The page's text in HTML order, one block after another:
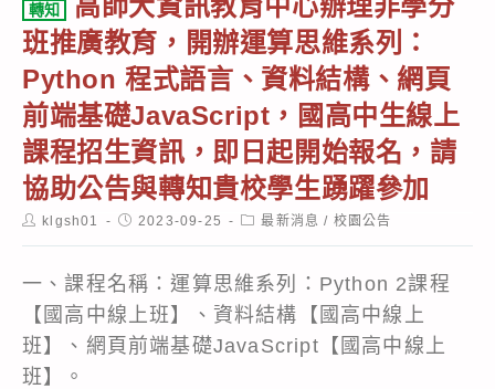
轉知
高師大資訊教育中心辦理非學分
班推廣教育，開辦運算思維系列：
Python 程式語言、資料結構、網頁
前端基礎JavaScript，國高中生線上
課程招生資訊，即日起開始報名，請
協助公告與轉知貴校學生踴躍參加
Postklgsh01
Post2023-09-25
Post最新消息 / 校園公告
一、課程名稱：運算思維系列：Python 2課程
【國高中線上班】、資料結構【國高中線上
班】、網頁前端基礎JavaScript【國高中線上
班】。